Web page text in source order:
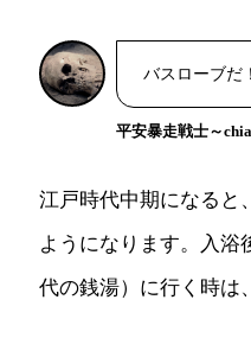
バスローブだ
平安暴走戦士～
江戸時代中期になると
ようになります。入浴
代の銭湯）に行く時は